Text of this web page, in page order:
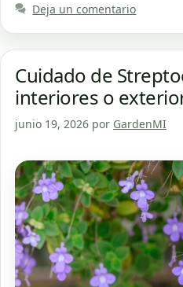
Deja un comentario
Cuidado de
interiores o
junio 19, 2026 por GardenMI